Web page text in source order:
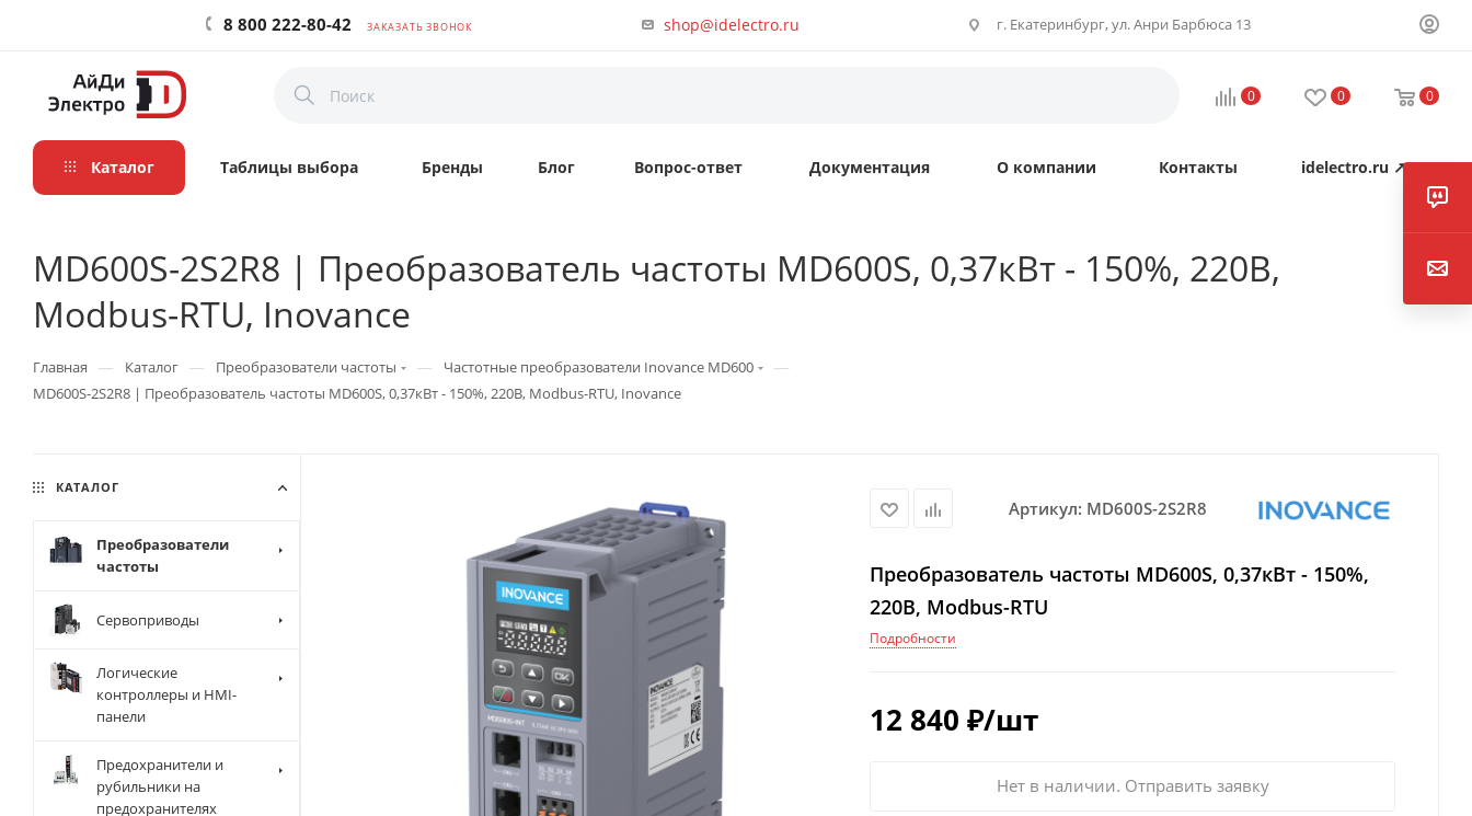
8 800 222-80-42 ЗАКАЗАТЬ ЗВОНОК shop@idelectro.ru г. Екатеринбург, ул. Анри Барбюса 13
0 0 0
Каталог Таблицы выбора Бренды Блог Вопрос-ответ Документация О компании Контакты idelectro.ru ↗
MD600S-2S2R8 | Преобразователь частоты MD600S, 0,37кВт - 150%, 220В,
Modbus-RTU, Inovance
Главная — Каталог — Преобразователи частоты — Частотные преобразователи Inovance MD600 —
MD600S-2S2R8 | Преобразователь частоты MD600S, 0,37кВт - 150%, 220В, Modbus-RTU, Inovance
Артикул: MD600S-2S2R8
Преобразователь частоты MD600S, 0,37кВт - 150%,
220В, Modbus-RTU
Подробности
12 840 ₽/шт
Нет в наличии. Отправить заявку
КАТАЛОГ
Преобразователи
частоты
Сервоприводы
Логические
контроллеры и HMI-
панели
Предохранители и
рубильники на
предохранителях